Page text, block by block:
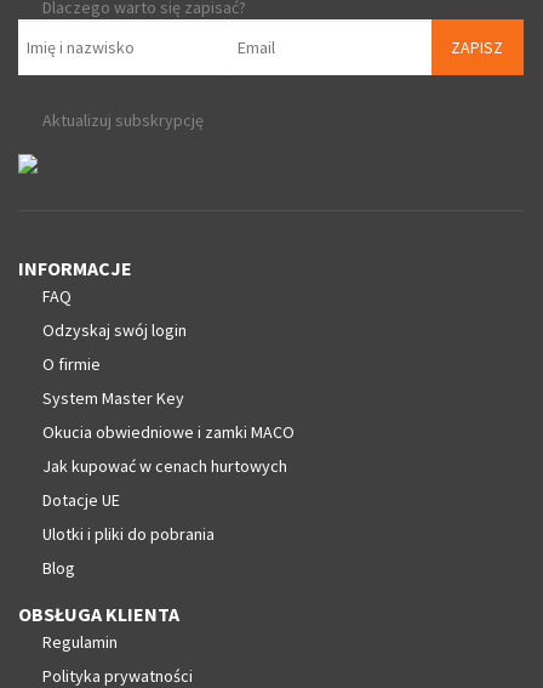
Dlaczego warto się zapisać?
ZAPISZ
Aktualizuj subskrypcję
INFORMACJE
FAQ
Odzyskaj swój login
O firmie
System Master Key
Okucia obwiedniowe i zamki MACO
Jak kupować w cenach hurtowych
Dotacje UE
Ulotki i pliki do pobrania
Blog
OBSŁUGA KLIENTA
Regulamin
Polityka prywatności